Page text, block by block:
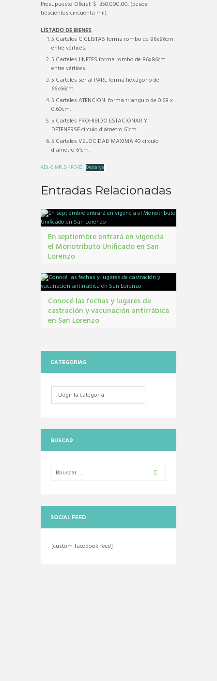
Presupuesto Oficial: $ 350.000,00. (pesos
trescientos cincuenta mil).
LISTADO DE BIENES
5 Carteles CICLISTAS forma rombo de 86x86cm
entre vértices.
5 Carteles JINETES forma rombo de 86x86cm
entre vértices.
5 Carteles señal PARE forma hexágono de
66x66cm.
5 Carteles ATENCION forma triangulo de 0.68 x
0.60cm.
5 Carteles PROHIBIDO ESTACIONAR Y
DETENERSE circulo diámetro 61cm.
5 Carteles VELOCIDAD MAXIMA 40 circulo
diámetro 61cm.
ADJ.-SIMPLE-NRO-35 Descarga
Entradas Relacionadas
En septiembre entrará en vigencia
el Monotributo Unificado en San
Lorenzo
Unificado
Conocé las fechas y lugares de
castración y vacunación antirrábica
en San Lorenzo
CATEGORIAS
Categorias
BUSCAR
SOCIAL FEED
[custom-facebook-feed]